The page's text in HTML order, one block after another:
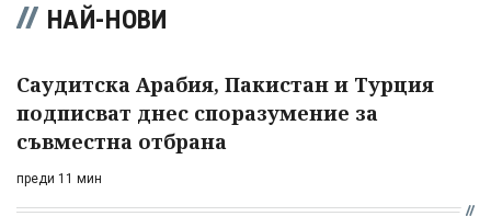
НАЙ-НОВИ
Саудитска Арабия, Пакистан и Турция
подписват днес споразумение за
съвместна отбрана
преди 11 мин